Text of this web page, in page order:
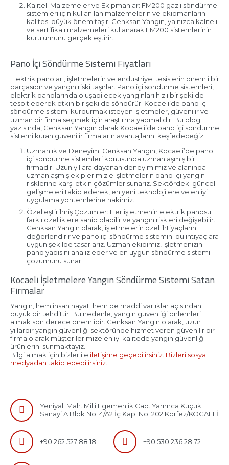
Kaliteli Malzemeler ve Ekipmanlar: FM200 gazlı söndürme
sistemleri için kullanılan malzemelerin ve ekipmanların
kalitesi büyük önem taşır. Cenksan Yangın, yalnızca kaliteli
ve sertifikalı malzemeleri kullanarak FM200 sistemlerinin
kurulumunu gerçekleştirir.
Pano İçi Söndürme Sistemi Fiyatları
Elektrik panoları, işletmelerin ve endüstriyel tesislerin önemli bir
parçasıdır ve yangın riski taşırlar. Pano içi söndürme sistemleri,
elektrik panolarında oluşabilecek yangınları hızlı bir şekilde
tespit ederek etkin bir şekilde söndürür. Kocaeli’de pano içi
söndürme sistemi kurdurmak isteyen işletmeler, güvenilir ve
uzman bir firma seçmek için araştırma yapmalıdır. Bu blog
yazısında, Cenksan Yangın olarak Kocaeli’de pano içi söndürme
sistemi kuran güvenilir firmaların avantajlarını keşfedeceğiz.
Uzmanlık ve Deneyim: Cenksan Yangın, Kocaeli’de pano
içi söndürme sistemleri konusunda uzmanlaşmış bir
firmadır. Uzun yıllara dayanan deneyimimiz ve alanında
uzmanlaşmış ekiplerimizle işletmelerin pano içi yangın
risklerine karşı etkin çözümler sunarız. Sektördeki güncel
gelişmeleri takip ederek, en yeni teknolojilere ve en iyi
uygulama yöntemlerine hakimiz.
Özelleştirilmiş Çözümler: Her işletmenin elektrik panosu
farklı özelliklere sahip olabilir ve yangın riskleri değişebilir.
Cenksan Yangın olarak, işletmelerin özel ihtiyaçlarını
değerlendirir ve pano içi söndürme sistemini bu ihtiyaçlara
uygun şekilde tasarlarız. Uzman ekibimiz, işletmenizin
pano yapısını analiz eder ve en uygun söndürme sistemi
çözümünü sunar.
Kocaeli İşletmelere Yangın Söndürme Sistemi Satan
Firmalar
Yangın, hem insan hayatı hem de maddi varlıklar açısından
büyük bir tehdittir. Bu nedenle, yangın güvenliği önlemleri
almak son derece önemlidir. Cenksan Yangın olarak, uzun
yıllardır yangın güvenliği sektöründe hizmet veren güvenilir bir
firma olarak müşterilerimize en iyi kalitede yangın güvenliği
ürünlerini sunmaktayız.
Bilgi almak için bizler ile iletişime geçebilirsiniz. Bizleri sosyal
medyadan takip edebilirsiniz.
Yeniyalı Mah. Milli Egemenlik Cad. Yarımca Küçük
Sanayi A Blok No: 4/A2 İç Kapı No: 202 Körfez/KOCAELİ
+90 262 527 88 18 +90 530 236 28 72